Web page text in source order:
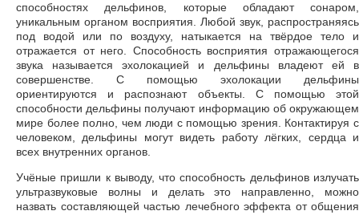
способностях дельфинов, которые обладают сонаром,
уникальным органом восприятия. Любой звук, распространяясь
под водой или по воздуху, натыкается на твёрдое тело и
отражается от него. Способность восприятия отражающегося
звука называется эхолокацией и дельфины владеют ей в
совершенстве. С помощью эхолокации дельфины
ориентируются и распознают объекты. С помощью этой
способности дельфины получают информацию об окружающем
мире более полно, чем люди с помощью зрения. Контактируя с
человеком, дельфины могут видеть работу лёгких, сердца и
всех внутренних органов.
Учёные пришли к выводу, что способность дельфинов излучать
ультразвуковые волны и делать это направленно, можно
назвать составляющей частью лечебного эффекта от общения